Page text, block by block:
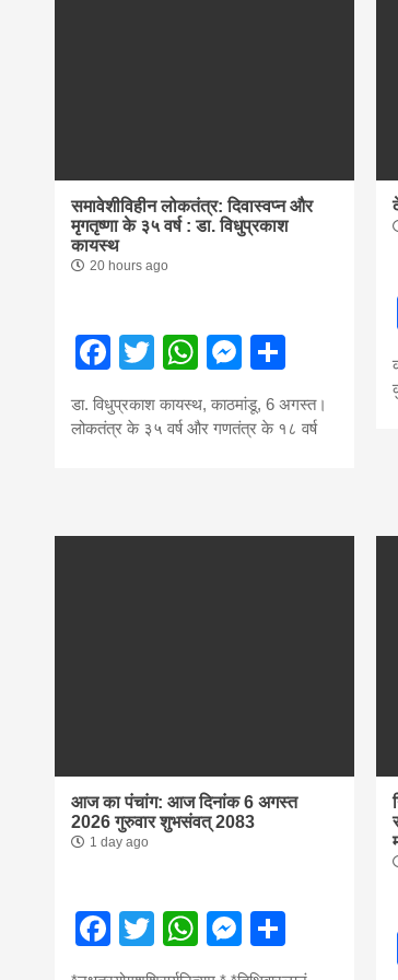
समावेशीविहीन लोकतंत्र: दिवास्वप्न और
मृगतृष्णा के ३५ वर्ष : डा. विधुप्रकाश
कायस्थ
20 hours ago
Facebook
TwitterWhatsApp
डा. विधुप्रकाश कायस्थ, काठमांडू, 6 अगस्त।
लोकतंत्र के ३५ वर्ष और गणतंत्र के १८ वर्ष
आज का पंचांग: आज दिनांक 6 अगस्त
2026 गुरुवार शुभसंवत् 2083
1 day ago
Facebook
TwitterWhatsApp